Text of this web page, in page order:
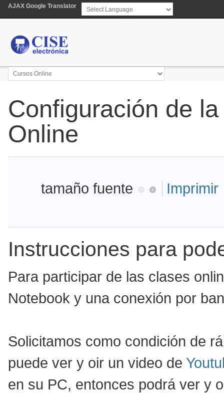
AJAX Google Translator
Configuración de
Online
tamaño fuente Imprimir
Instrucciones para
Para participar de las clases
Notebook y una conexión por
Solicitamos como condición de
puede ver y oir un video de
en su PC, entonces podrá ver y